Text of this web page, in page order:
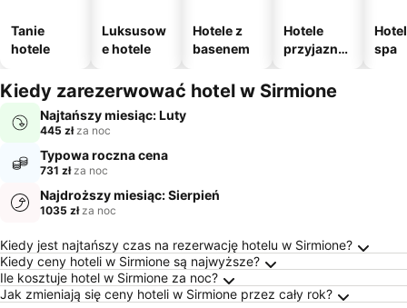
Tanie
hotele
Luksusow
e hotele
Hotele z
basenem
Hotele
przyjazne
m
spa
Kiedy zarezerwować hotel w Sirmione
Najtańszy miesiąc: Luty
445 złza noc
Typowa roczna cena
731 złza noc
Najdroższy miesiąc: Sierpień
1035 złza noc
Najczęściej Zadawane Pytania o Sirmione
Kiedy jest najtańszy czas na rezerwację hotelu w Sirmione?
Kiedy ceny hoteli w Sirmione są najwyższe?
Ile kosztuje hotel w Sirmione za noc?
Jak zmieniają się ceny hoteli w Sirmione przez cały rok?